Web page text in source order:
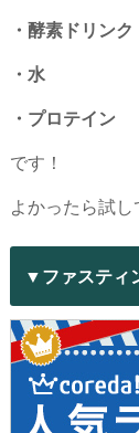
・酵素ドリンク
・水
・プロテイン
です！
よかったら試し
▼ファスティ